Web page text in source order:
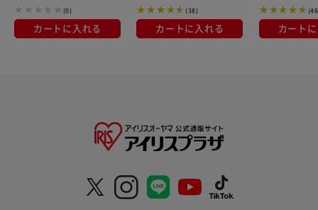
(0)
カートに入れる
(38)
カートに入れる カート